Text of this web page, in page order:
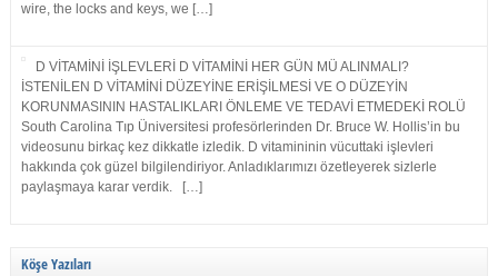
wire, the locks and keys, we […]
D VİTAMİNİ İŞLEVLERİ D VİTAMİNİ HER GÜN MÜ ALINMALI?
İSTENİLEN D VİTAMİNİ DÜZEYİNE ERİŞİLMESİ VE O DÜZEYİN
KORUNMASININ HASTALIKLARI ÖNLEME VE TEDAVİ ETMEDEKİ ROLÜ
South Carolina Tıp Üniversitesi profesörlerinden Dr. Bruce W. Hollis’in bu
videosunu birkaç kez dikkatle izledik. D vitamininin vücuttaki işlevleri
hakkında çok güzel bilgilendiriyor. Anladıklarımızı özetleyerek sizlerle
paylaşmaya karar verdik. […]
Köşe Yazıları